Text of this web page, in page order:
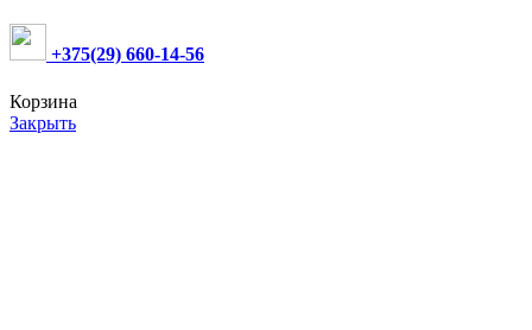
+375(29) 660-14-56
Корзина
Закрыть